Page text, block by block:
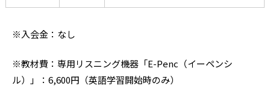
※入会金：なし
※教材費：専用リスニング機器「E-Penc（イーペンシ
ル）」：6,600円（英語学習開始時のみ）